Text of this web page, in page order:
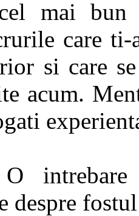
mai bun
care
si care
acum.
O
despre